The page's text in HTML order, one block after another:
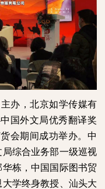
办，北京如学传媒有
国外文局优秀翻译奖
会期间成功举办。中
综合业务部一级巡视
栋，中国国际图书贸
学终身教授、汕头大